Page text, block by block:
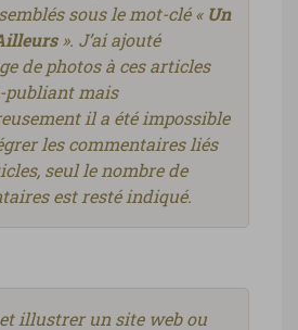
sous le mot-clé « Un
». J’ai ajouté
de photos à ces articles
publiant mais
il a été impossible
les commentaires liés
seul le nombre de
est resté indiqué.
illustrer un site web ou